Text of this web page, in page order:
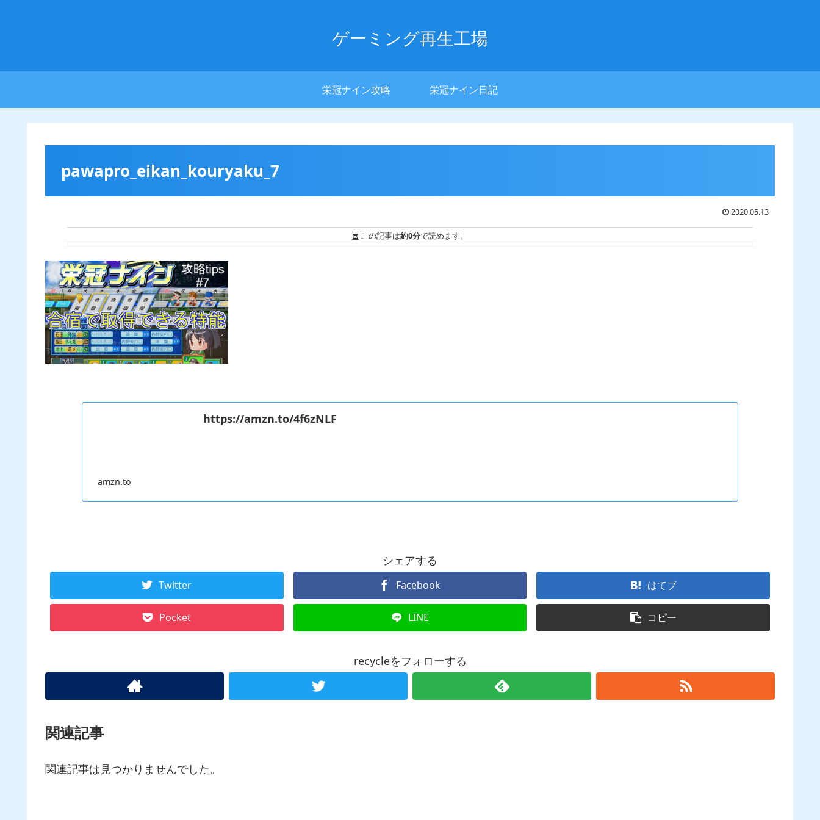
ゲーミング再生工場
栄冠ナイン攻略 栄冠ナイン日記
pawapro_eikan_kouryaku_7
2020.05.13
この記事は約0分で読めます。
https://amzn.to/4f6zNLF
amzn.to
シェアする
Twitter Facebook はてブ
Pocket LINE コピー
recycleをフォローする
関連記事
関連記事は見つかりませんでした。